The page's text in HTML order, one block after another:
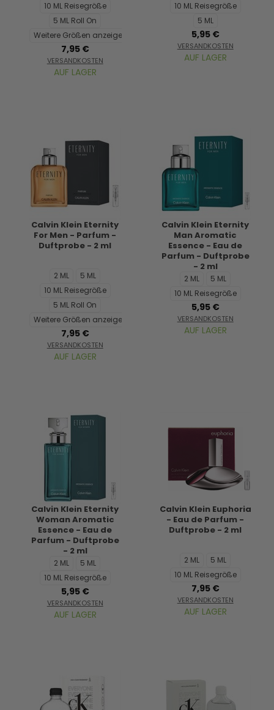
10 ML Reisegröße
5 ML Roll On
Weitere Größen anzeigen...
7,95 €
VERSANDKOSTEN
AUF LAGER
10 ML Reisegröße
5 ML
5,95 €
VERSANDKOSTEN
AUF LAGER
Calvin Klein Eternity
For Men - Parfum -
Duftprobe - 2 ml
2 ML
5 ML
10 ML Reisegröße
5 ML Roll On
Weitere Größen anzeigen...
7,95 €
VERSANDKOSTEN
AUF LAGER
Calvin Klein Eternity
Man Aromatic
Essence - Eau de
Parfum - Duftprobe
- 2 ml
2 ML
5 ML
10 ML Reisegröße
5,95 €
VERSANDKOSTEN
AUF LAGER
Calvin Klein Eternity
Woman Aromatic
Essence - Eau de
Parfum - Duftprobe
- 2 ml
2 ML
5 ML
10 ML Reisegröße
5,95 €
VERSANDKOSTEN
AUF LAGER
Calvin Klein Euphoria
- Eau de Parfum -
Duftprobe - 2 ml
2 ML
5 ML
10 ML Reisegröße
7,95 €
VERSANDKOSTEN
AUF LAGER